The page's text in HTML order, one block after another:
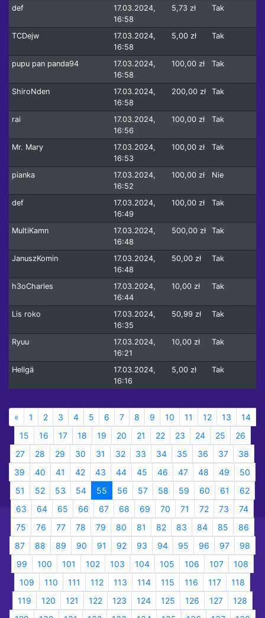
def
17.03.2024,
16:58
5,73 zł Tak
TCDejw
17.03.2024,
16:58
5,00 zł Tak
pupu pan panda94
17.03.2024,
16:58
100,00 zł Tak
ShiroNden
17.03.2024,
16:58
200,00 zł Tak
rai
17.03.2024,
16:56
100,00 zł Tak
Mr. Mary
17.03.2024,
16:53
100,00 zł Tak
pianka
17.03.2024,
16:52
100,00 zł Nie
def
17.03.2024,
16:49
100,00 zł Tak
MultiKamn
17.03.2024,
16:48
500,00 zł Tak
JanuszKomin
17.03.2024,
16:48
50,00 zł Tak
h3oCharles
17.03.2024,
16:44
10,00 zł Tak
Lis roko
17.03.2024,
16:35
50,99 zł Tak
Ryuu
17.03.2024,
16:21
10,00 zł Tak
Hellgä
17.03.2024,
16:16
5,00 zł Tak
« 1 2 3 4 5 6 7 8 9 10 11 12 13
14
15
16 17 18 19 20 21 22 23 24 25
26
27
28 29 30 31 32 33 34 35 36 37
38
39
40 41 42 43 44 45 46 47 48 49
50
51
52 53 54 55 56 57 58 59 60 61
62
63
64 65 66 67 68 69 70 71 72 73
74
75
76 77 78 79 80 81 82 83 84 85
86
87
88 89 90 91 92 93 94 95 96 97
98
99
100 101 102 103 104 105 106 107
108
109
110 111 112 113 114 115 116 117
118
119
120 121 122 123 124 125 126 127
128